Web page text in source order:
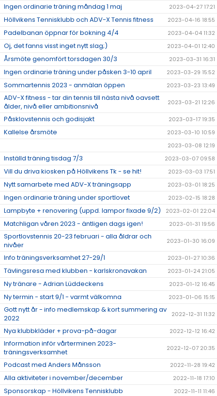
Ingen ordinarie träning måndag 1 maj 2023-04-27 17:21
Höllvikens Tennisklubb och ADV-X Tennis fitness 2023-04-16 18:55
Padelbanan öppnar för bokning 4/4 2023-04-04 11:32
Oj, det fanns visst inget nytt slag;) 2023-04-01 12:40
Årsmöte genomfört torsdagen 30/3 2023-03-31 16:31
Ingen ordinarie träning under påsken 3-10 april 2023-03-29 15:52
Sommartennis 2023 - anmälan öppen 2023-03-23 13:49
ADV-X fitness - tar din tennis till nästa nivå oavsett
ålder, nivå eller ambitionsnivå
2023-03-21 12:26
Påsklovstennis och godisjakt 2023-03-17 19:35
Kallelse årsmöte
2023-03-10 10:59
2023-03-08 12:19
Inställd träning tisdag 7/3 2023-03-07 09:58
Vill du driva kiosken på Höllvikens Tk - se hit! 2023-03-03 17:51
Nytt samarbete med ADV-X träningsapp 2023-03-01 18:25
Ingen ordinarie träning under sportlovet 2023-02-15 18:28
Lampbyte + renovering (uppd. lampor fixade 9/2) 2023-02-01 22:04
Matchligan våren 2023 - äntligen dags igen! 2023-01-31 19:56
Sportlovstennis 20-23 februari - alla åldrar och
nivåer
2023-01-30 16:09
Info träningsverksamhet 27-29/1 2023-01-27 10:36
Tävlingsresa med klubben - karlskronavakan 2023-01-24 21:05
Ny tränare - Adrian Lüddeckens 2023-01-12 16:45
Ny termin - start 9/1 - varmt välkomna 2023-01-06 15:15
Gott nytt år - info medlemskap & kort summering av
2022
2022-12-31 11:32
Nya klubbkläder + prova-på-dagar 2022-12-12 16:42
Information inför vårterminen 2023-
träningsverksamhet
2022-12-07 20:35
Podcast med Anders Månsson 2022-11-28 19:42
Alla aktiviteter i november/december 2022-11-18 17:10
Sponsorskap - Höllvikens Tennisklubb 2022-11-11 11:46